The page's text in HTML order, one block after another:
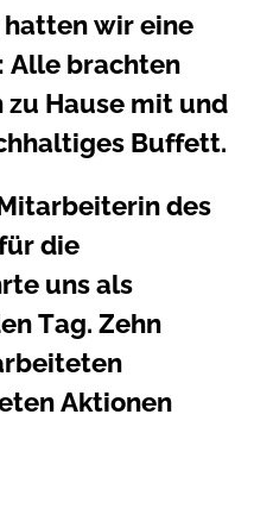
wir eine
Alle brachten
Hause mit und
Buffett.
des
die
uns als
Tag. Zehn
Aktionen